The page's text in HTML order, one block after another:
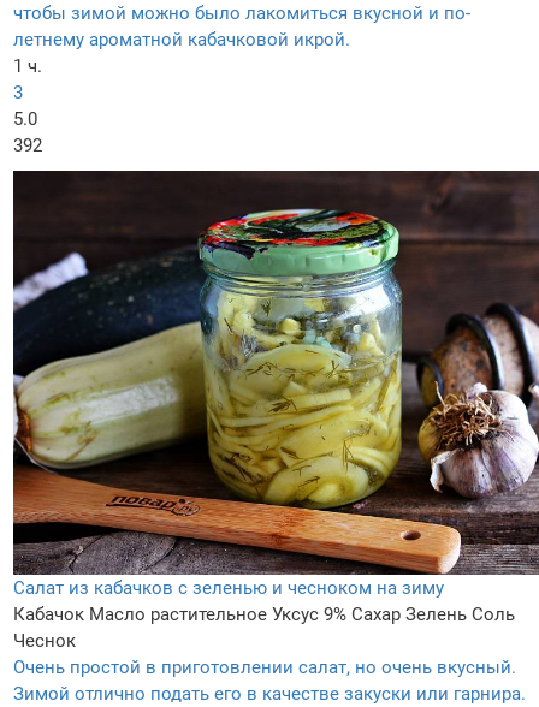
чтобы зимой можно было лакомиться вкусной и по-
летнему ароматной кабачковой икрой.
1 ч.
3
5.0
392
Салат из кабачков с зеленью и чесноком на зиму
Кабачок Масло растительное Уксус 9% Сахар Зелень Соль
Чеснок
Очень простой в приготовлении салат, но очень вкусный.
Зимой отлично подать его в качестве закуски или гарнира.